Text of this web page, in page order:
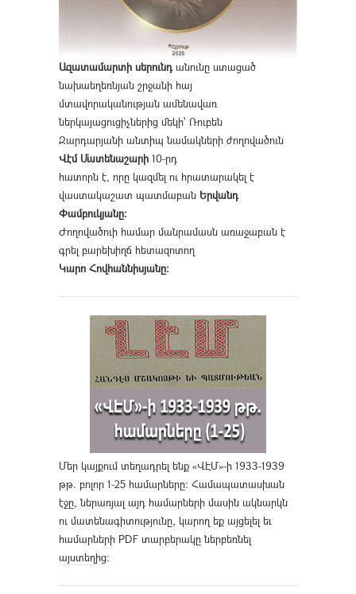
Ազատամարտի սերունդանունը ստացած
նախաեղեռնյան շրջանի հայ
մտավորականության ամենավառ
ներկայացուցիչներից մեկի՝ Ռուբեն
Զարդարյանի անտիպ նամակների ժողովածուն
Վէմ Մատենաշարի 10-րդ
հատորն է, որը կազմել ու հրատարակել է
վաստակաշատ պատմաբան Երվանդ
Փամբուկյանը։
Ժողովածուի համար մանրամասն առաջաբան է
գրել բարեխիղճ հետազոտող
Կարո Հովհաննիսյանը։
Մեր կայքում տեղադրել ենք «ՎԷՄ»-ի 1933-1939
թթ. բոլոր 1-25 համարները։ Համապատասխան
էջը, ներառյալ այդ համարների մասին ակնարկն
ու մատենագիտությունը, կարող եք այցելել եւ
համարների PDF տարբերակը ներբեռնել
այստեղից։